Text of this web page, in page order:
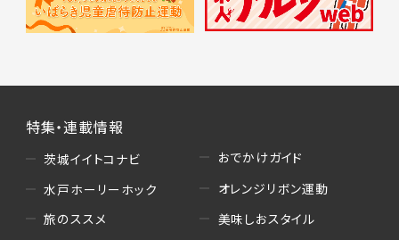
特集・連載情報
茨城イイトコナビ
水戸ホーリーホック
旅のススメ
おでかけガイド
オレンジリボン運動
美味しおスタイル